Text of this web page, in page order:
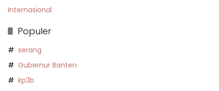
Internasional
Populer
serang
Gubernur Banten
kp3b